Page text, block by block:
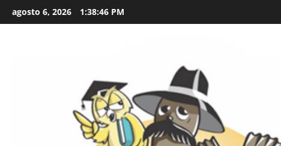
to
agosto 6, 2026 1:38:47 PM